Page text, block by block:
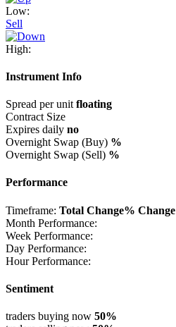
Low:
Sell
High:
Instrument Info
Spread per unit floating
Contract Size
Expires daily no
Overnight Swap (Buy) %
Overnight Swap (Sell) %
Performance
Timeframe: Total Change% Change
Month Performance:
Week Performance:
Day Performance:
Hour Performance:
Sentiment
traders buying now 50%